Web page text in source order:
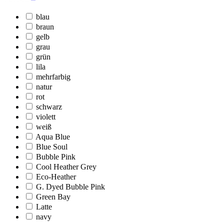
blau
braun
gelb
grau
grün
lila
mehrfarbig
natur
rot
schwarz
violett
weiß
Aqua Blue
Blue Soul
Bubble Pink
Cool Heather Grey
Eco-Heather
G. Dyed Bubble Pink
Green Bay
Latte
navy